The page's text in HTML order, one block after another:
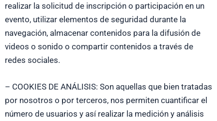
realizar la solicitud de inscripción o participación en un
evento, utilizar elementos de seguridad durante la
navegación, almacenar contenidos para la difusión de
videos o sonido o compartir contenidos a través de
redes sociales.
– COOKIES DE ANÁLISIS: Son aquellas que bien tratadas
por nosotros o por terceros, nos permiten cuantificar el
número de usuarios y así realizar la medición y análisis